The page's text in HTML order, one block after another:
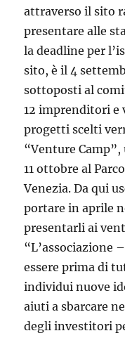
attraverso il sito
presentare alle
la deadline per
sito, è il 4
sottoposti al
12 imprenditori e
progetti scelti
“Venture Camp”,
11 ottobre al
Venezia. Da qui
portare in aprile
presentarli ai
“L’associazione
essere prima di
individui nuove
aiuti a sbarcare
degli investitori